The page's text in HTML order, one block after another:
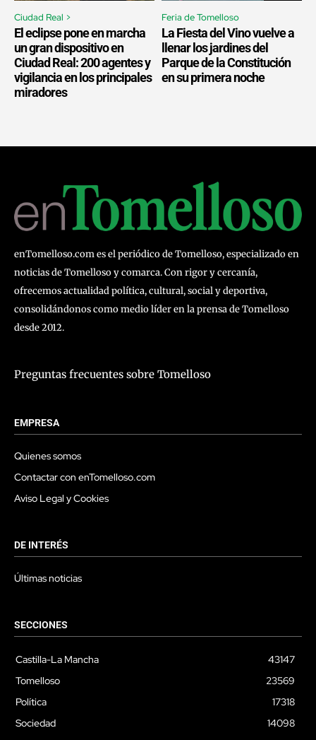
Ciudad Real >
El eclipse pone en marcha
un gran dispositivo en
Ciudad Real: 200 agentes y
vigilancia en los principales
miradores
Feria de Tomelloso
La Fiesta del Vino vuelve a
llenar los jardines del
Parque de la Constitución
en su primera noche
enTomelloso.com es el periódico de Tomelloso, especializado en
noticias de Tomelloso y comarca. Con rigor y cercanía,
ofrecemos actualidad política, cultural, social y deportiva,
consolidándonos como medio líder en la prensa de Tomelloso
desde 2012.
Preguntas frecuentes sobre Tomelloso
EMPRESA
Quienes somos
Contactar con enTomelloso.com
Aviso Legal y Cookies
DE INTERÉS
Últimas noticias
SECCIONES
Castilla-La Mancha
43147
Tomelloso
23569
Política
17318
Sociedad
14098